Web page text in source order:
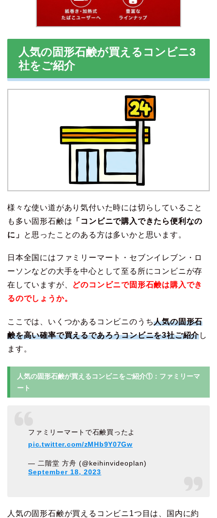
人気の固形石鹸が買えるコンビニ3
社をご紹介
様々な使い道があり気付いた時には切らしていること
も多い固形石鹸は 「コンビニで購入できたら便利なの
に」
と思ったことのある方は多いかと思います。
日本全国にはファミリーマート・セブンイレブン・ロ
ーソンなどの大手を中心として至る所にコンビニが存
在していますが、 どのコンビニで固形石鹸は購入でき
るのでしょうか。
ここでは、いくつかあるコンビニのうち人気の固形石
鹸を高い確率で買えるであろうコンビニを3社ご紹介し
ます。
人気の固形石鹸が買えるコンビニをご紹介①：ファミリーマ
ート
ファミリーマートで石鹸買ったよ
pic.twitter.com/zMHb9Y07Gw
— 二階堂 方舟 (@keihinvideoplan)
September 18, 2023
人気の固形石鹸が買えるコンビニ1つ目は、国内に約